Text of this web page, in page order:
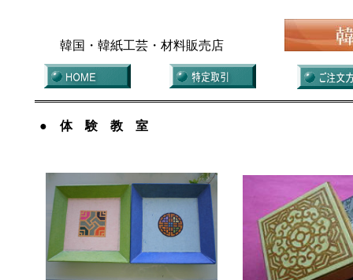
韓国・韓紙工芸・材料販売店
● 体 験 教 室